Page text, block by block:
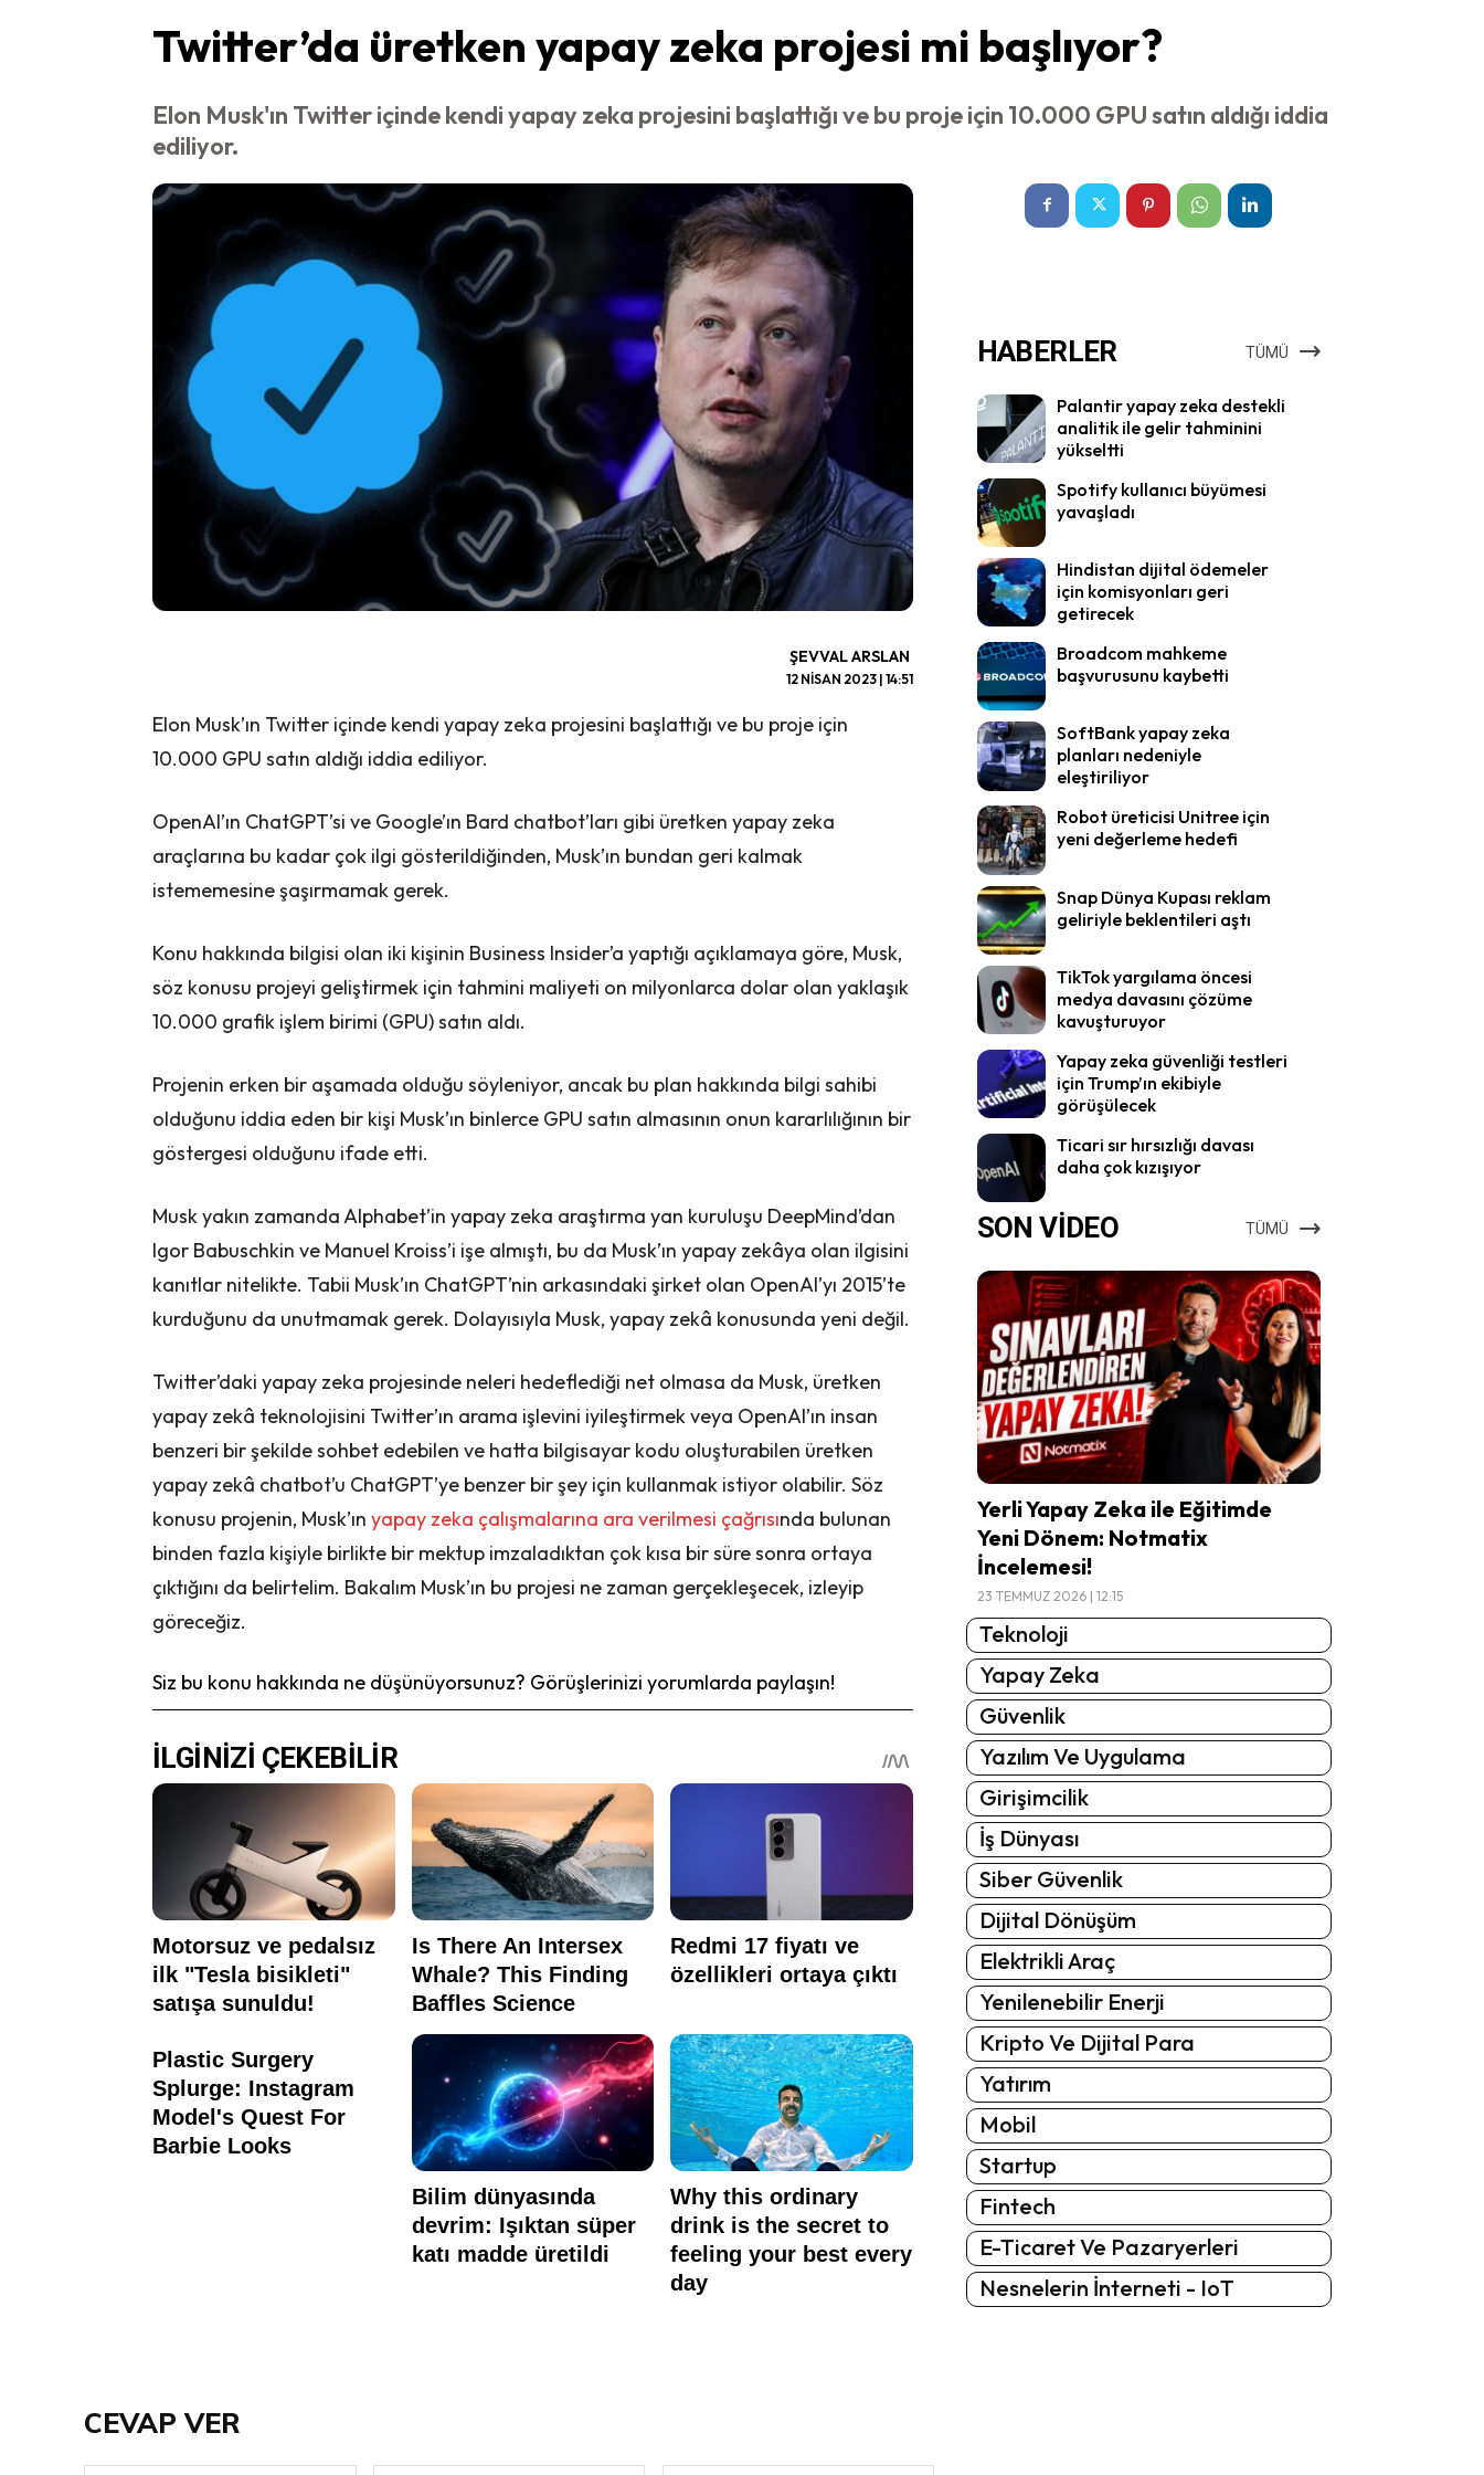
Twitter’da üretken yapay zeka projesi mi başlıyor?
Elon Musk'ın Twitter içinde kendi yapay zeka projesini başlattığı ve bu proje için 10.000 GPU satın aldığı iddia
ediliyor.
ŞEVVAL ARSLAN
12 NISAN 2023 | 14:51
Elon Musk’ın Twitter içinde kendi yapay zeka projesini başlattığı ve bu proje için
10.000 GPU satın aldığı iddia ediliyor.
OpenAI’ın ChatGPT’si ve Google’ın Bard chatbot’ları gibi üretken yapay zeka
araçlarına bu kadar çok ilgi gösterildiğinden, Musk’ın bundan geri kalmak
istememesine şaşırmamak gerek.
Konu hakkında bilgisi olan iki kişinin Business Insider’a yaptığı açıklamaya göre, Musk,
söz konusu projeyi geliştirmek için tahmini maliyeti on milyonlarca dolar olan yaklaşık
10.000 grafik işlem birimi (GPU) satın aldı.
Projenin erken bir aşamada olduğu söyleniyor, ancak bu plan hakkında bilgi sahibi
olduğunu iddia eden bir kişi Musk’ın binlerce GPU satın almasının onun kararlılığının bir
göstergesi olduğunu ifade etti.
Musk yakın zamanda Alphabet’in yapay zeka araştırma yan kuruluşu DeepMind’dan
Igor Babuschkin ve Manuel Kroiss’i işe almıştı, bu da Musk’ın yapay zekâya olan ilgisini
kanıtlar nitelikte. Tabii Musk’ın ChatGPT’nin arkasındaki şirket olan OpenAI’yı 2015’te
kurduğunu da unutmamak gerek. Dolayısıyla Musk, yapay zekâ konusunda yeni değil.
Twitter’daki yapay zeka projesinde neleri hedeflediği net olmasa da Musk, üretken
yapay zekâ teknolojisini Twitter’ın arama işlevini iyileştirmek veya OpenAI’ın insan
benzeri bir şekilde sohbet edebilen ve hatta bilgisayar kodu oluşturabilen üretken
yapay zekâ chatbot’u ChatGPT’ye benzer bir şey için kullanmak istiyor olabilir. Söz
konusu projenin, Musk’ın yapay zeka çalışmalarına ara verilmesi çağrısında bulunan
binden fazla kişiyle birlikte bir mektup imzaladıktan çok kısa bir süre sonra ortaya
çıktığını da belirtelim. Bakalım Musk’ın bu projesi ne zaman gerçekleşecek, izleyip
göreceğiz.
Siz bu konu hakkında ne düşünüyorsunuz? Görüşlerinizi yorumlarda paylaşın!
HABERLER TÜMÜ
Palantir yapay zeka destekli
analitik ile gelir tahminini
yükseltti
Spotify kullanıcı büyümesi
yavaşladı
Hindistan dijital ödemeler
için komisyonları geri
getirecek
Broadcom mahkeme
başvurusunu kaybetti
SoftBank yapay zeka
planları nedeniyle
eleştiriliyor
Robot üreticisi Unitree için
yeni değerleme hedefi
Snap Dünya Kupası reklam
geliriyle beklentileri aştı
TikTok yargılama öncesi
medya davasını çözüme
kavuşturuyor
Yapay zeka güvenliği testleri
için Trump’ın ekibiyle
görüşülecek
Ticari sır hırsızlığı davası
daha çok kızışıyor
SON VİDEO TÜMÜ
Yerli Yapay Zeka ile Eğitimde
Yeni Dönem: Notmatix
İncelemesi!
23 TEMMUZ 2026 | 12:15
Teknoloji
Yapay Zeka
Güvenlik
Yazılım Ve Uygulama
Girişimcilik
İş Dünyası
Siber Güvenlik
Dijital Dönüşüm
Elektrikli Araç
Yenilenebilir Enerji
Kripto Ve Dijital Para
Yatırım
Mobil
Startup
Fintech
E-Ticaret Ve Pazaryerleri
Nesnelerin İnterneti - IoT
CEVAP VER